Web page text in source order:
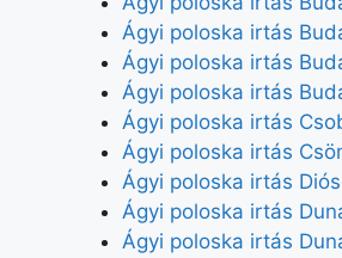
Ágyi poloska irtás
Ágyi poloska irtás
Ágyi poloska irtás
Ágyi poloska irtás
Ágyi poloska irtás
Ágyi poloska irtás
Ágyi poloska irtás
Ágyi poloska irtás